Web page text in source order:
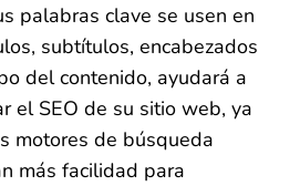
palabras clave se usen en
subtítulos, encabezados
del contenido, ayudará a
el SEO de su sitio web, ya
motores de búsqueda
más facilidad para